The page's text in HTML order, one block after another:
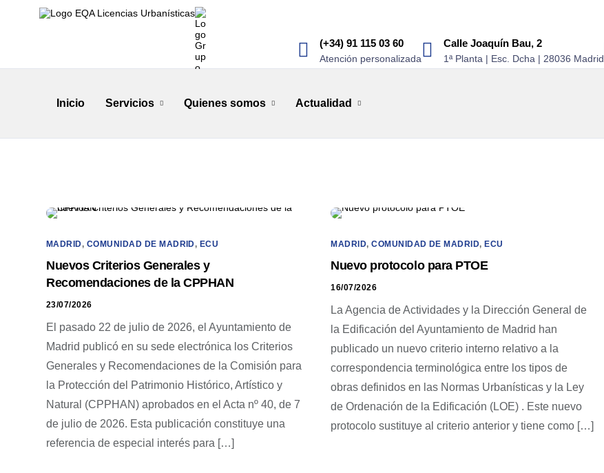
(+34) 91 115 03 60
Atención personalizada
Calle Joaquín Bau, 2
1ª Planta | Esc. Dcha | 28036 Madrid
Inicio Servicios Quienes somos Actualidad
MADRID, COMUNIDAD DE MADRID, ECU
Nuevos Criterios Generales y
Recomendaciones de la CPPHAN
23/07/2026
El pasado 22 de julio de 2026, el Ayuntamiento de
Madrid publicó en su sede electrónica los Criterios
Generales y Recomendaciones de la Comisión para
la Protección del Patrimonio Histórico, Artístico y
Natural (CPPHAN) aprobados en el Acta nº 40, de 7
de julio de 2026. Esta publicación constituye una
referencia de especial interés para […]
MADRID,COMUNIDAD DE MADRID, ECU
Nuevo protocolo para PTOE
16/07/2026
La Agencia de Actividades y la Dirección General de
la Edificación del Ayuntamiento de Madrid han
publicado un nuevo criterio interno relativo a la
correspondencia terminológica entre los tipos de
obras definidos en las Normas Urbanísticas y la Ley
de Ordenación de la Edificación (LOE) . Este nuevo
protocolo sustituye al criterio anterior y tiene como […]